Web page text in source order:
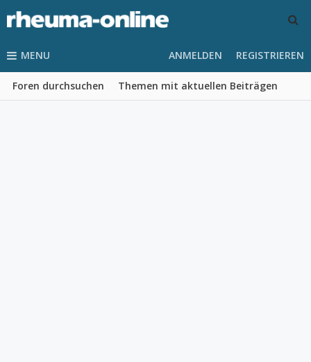
MENU
Foren durchsuchen Themen mit aktuellen Beiträgen
ANMELDEN REGISTRIEREN